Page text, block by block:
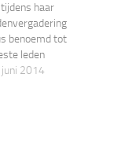
tijdens haar
benoemd tot
leden
als de
functionaris
2014